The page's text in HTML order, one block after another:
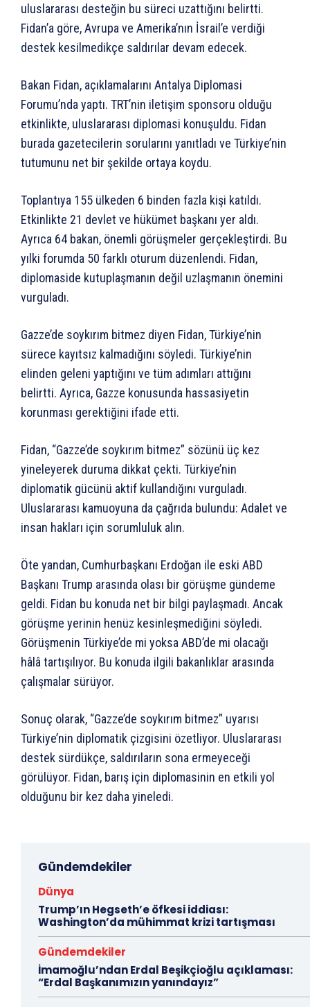
uluslararası desteğin bu süreci uzattığını belirtti.
Fidan’a göre, Avrupa ve Amerika’nın İsrail’e verdiği
destek kesilmedikçe saldırılar devam edecek.
Bakan Fidan, açıklamalarını Antalya Diplomasi
Forumu’nda yaptı. TRT’nin iletişim sponsoru olduğu
etkinlikte, uluslararası diplomasi konuşuldu. Fidan
burada gazetecilerin sorularını yanıtladı ve Türkiye’nin
tutumunu net bir şekilde ortaya koydu.
Toplantıya 155 ülkeden 6 binden fazla kişi katıldı.
Etkinlikte 21 devlet ve hükümet başkanı yer aldı.
Ayrıca 64 bakan, önemli görüşmeler gerçekleştirdi. Bu
yılki forumda 50 farklı oturum düzenlendi. Fidan,
diplomaside kutuplaşmanın değil uzlaşmanın önemini
vurguladı.
Gazze’de soykırım bitmez diyen Fidan, Türkiye’nin
sürece kayıtsız kalmadığını söyledi. Türkiye’nin
elinden geleni yaptığını ve tüm adımları attığını
belirtti. Ayrıca, Gazze konusunda hassasiyetin
korunması gerektiğini ifade etti.
Fidan, “Gazze’de soykırım bitmez” sözünü üç kez
yineleyerek duruma dikkat çekti. Türkiye’nin
diplomatik gücünü aktif kullandığını vurguladı.
Uluslararası kamuoyuna da çağrıda bulundu: Adalet ve
insan hakları için sorumluluk alın.
Öte yandan, Cumhurbaşkanı Erdoğan ile eski ABD
Başkanı Trump arasında olası bir görüşme gündeme
geldi. Fidan bu konuda net bir bilgi paylaşmadı. Ancak
görüşme yerinin henüz kesinleşmediğini söyledi.
Görüşmenin Türkiye’de mi yoksa ABD’de mi olacağı
hâlâ tartışılıyor. Bu konuda ilgili bakanlıklar arasında
çalışmalar sürüyor.
Sonuç olarak, “Gazze’de soykırım bitmez” uyarısı
Türkiye’nin diplomatik çizgisini özetliyor. Uluslararası
destek sürdükçe, saldırıların sona ermeyeceği
görülüyor. Fidan, barış için diplomasinin en etkili yol
olduğunu bir kez daha yineledi.
Gündemdekiler
Dünya
Trump’ın Hegseth’e öfkesi iddiası:
Washington’da mühimmat krizi tartışması
Gündemdekiler
İmamoğlu’ndan Erdal Beşikçioğlu açıklaması:
“Erdal Başkanımızın yanındayız”